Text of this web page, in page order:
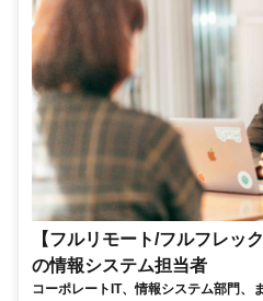
【フルリモート/フルフレッ
の情報システム担当者
コーポレートIT、情報システム部門、